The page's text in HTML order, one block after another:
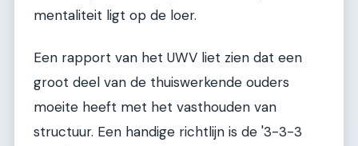
mentaliteit ligt op de loer.
Een rapport van het UWV liet zien dat een
groot deel van de thuiswerkende ouders
moeite heeft met het vasthouden van
structuur. Een handige richtlijn is de '3-3-3